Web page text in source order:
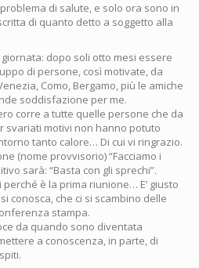
di salute, e solo ora sono in
di quanto detto a soggetto alla
dopo soli otto mesi essere
di persone, così motivate, da
Como, Bergamo, più le amiche
soddisfazione per me.
corre a tutte quelle persone che da
svariati motivi non hanno potuto
tanto calore… Di cui vi ringrazio.
(nome provvisorio) “Facciamo i
sarà: “Basta con gli sprechi”.
è la prima riunione… E’ giusto
conosca, che ci si scambino delle
stampa.
da quando sono diventata
a conoscenza, in parte, di